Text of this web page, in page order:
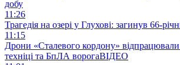
добу
11:26
Трагедія на озері у Глухові: загинув 66-
11:15
Дрони «Сталевого кордону» відпрацювали
техніці та БпЛА ворогаВІДЕО